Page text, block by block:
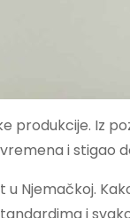
produkcije. Iz
i stigao
Njemačkoj.
i